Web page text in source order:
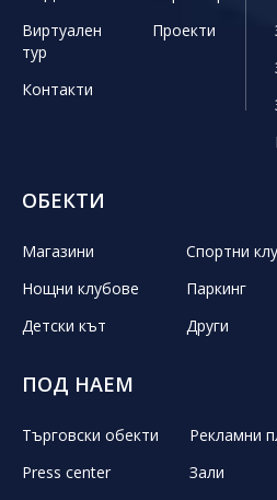
Виртуален
тур
Проекти
Контакти
ОБЕКТИ
Магазини Спортни
Нощни клубове
Паркинг
Детски кът
Други
ПОД НАЕМ
Търговски обекти Рекламни
Press center
Зали